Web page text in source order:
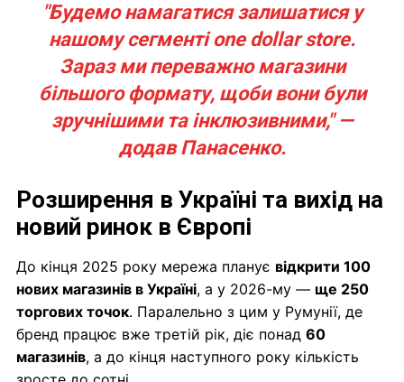
"Будемо намагатися залишатися у
нашому сегменті one dollar store.
Зараз ми переважно магазини
більшого формату, щоби вони були
зручнішими та інклюзивними," —
додав Панасенко.
Розширення в Україні та вихід на
новий ринок в Європі
До кінця 2025 року мережа планує відкрити 100
нових магазинів в Україні, а у 2026-му — ще 250
торгових точок. Паралельно з цим у Румунії, де
бренд працює вже третій рік, діє понад 60
магазинів, а до кінця наступного року кількість